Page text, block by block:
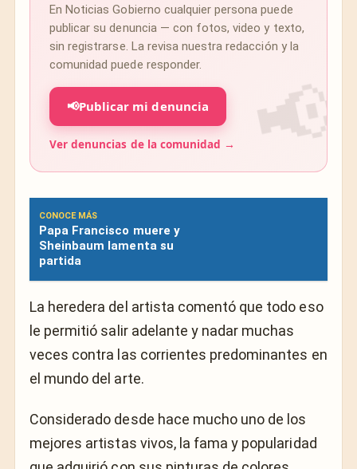
En Noticias Gobierno cualquier persona puede
publicar su denuncia — con fotos, video y texto,
sin registrarse. La revisa nuestra redacción y la
comunidad puede responder.
📢Publicar mi denuncia
Ver denuncias de la comunidad →
CONOCE MÁS
Papa Francisco muere y
Sheinbaum lamenta su
partida
La heredera del artista comentó que todo eso
le permitió salir adelante y nadar muchas
veces contra las corrientes predominantes en
el mundo del arte.
Considerado desde hace mucho uno de los
mejores artistas vivos, la fama y popularidad